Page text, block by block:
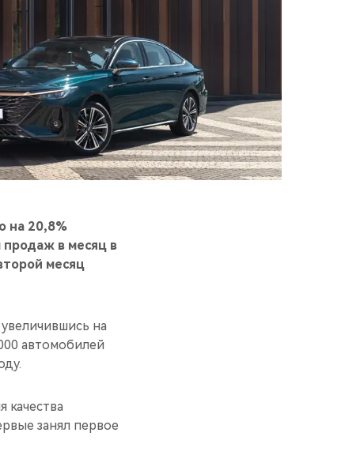
на 20,8%
в месяц в
месяц
на
автомобилей
качества
занял первое